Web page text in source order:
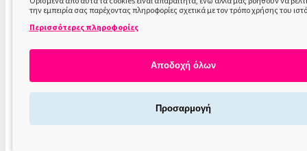
ΝΥΧΙΩΝ
ΣΦΡΑΓΙΔΕΣ
ΝΥΧΙΩΝ
την εμπειρία σας παρέχοντας πληροφορίες σχετικά με τον τρόπο χρήσης του
Περισσότερες πληροφορίες
Αποδοχή όλων
Προσαρμογή